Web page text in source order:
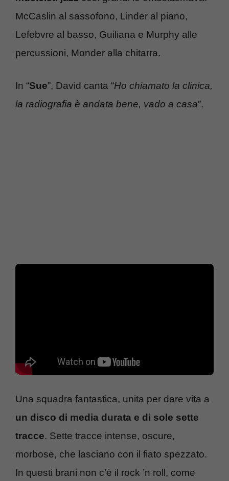
McCaslin al sassofono, Linder al piano,
Lefebvre al basso, Guiliana e Murphy alle
percussioni, Monder alla chitarra.
In “Sue”, David canta “Ho chiamato la clinica,
la radiografia è andata bene, vado a casa”.
Una squadra fantastica, unita per dare vita a
un disco di media durata e di sole sette
tracce. Sette tracce intense, oscure,
morbose, che lasciano con il fiato spezzato.
In questi brani non c’è il rock ’n roll, come